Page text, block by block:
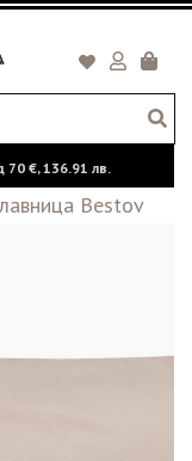
70 €,136.91 лв.
Bestov